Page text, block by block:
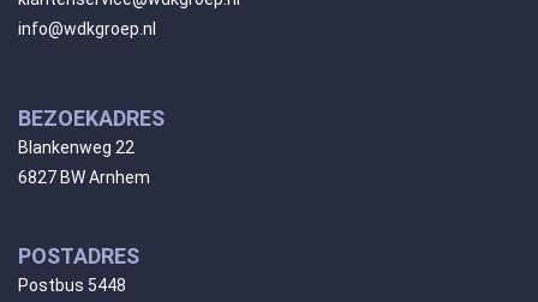
info@wdkgroep.nl
BEZOEKADRES
Blankenweg 22
6827 BW Arnhem
POSTADRES
Postbus 5448